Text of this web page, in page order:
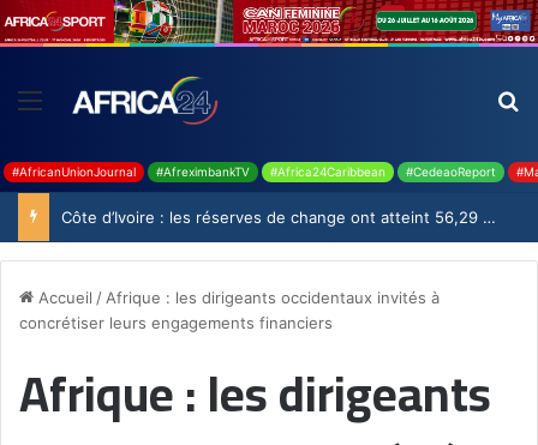
#AfricanUnionJournal #AfreximbankTV #Africa24Caribbean #CedeaoReport
Côte d’Ivoire : les réserves de change ont atteint 56,29 milliards USD en juillet
Accueil / Afrique : les dirigeants occidentaux invités à
concrétiser leurs engagements financiers
Afrique : les dirigeants